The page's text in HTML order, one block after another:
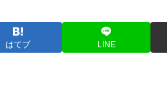
はてブ LINE